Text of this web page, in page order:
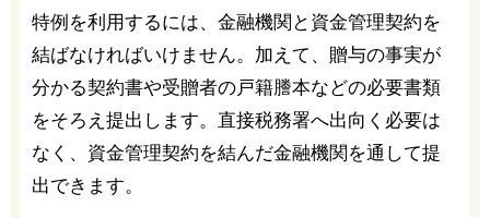
特例を利用するには、金融機関と資金管理契約を
結ばなければいけません。加えて、贈与の事実が
分かる契約書や受贈者の戸籍謄本などの必要書類
をそろえ提出します。直接税務署へ出向く必要は
なく、資金管理契約を結んだ金融機関を通して提
出できます。